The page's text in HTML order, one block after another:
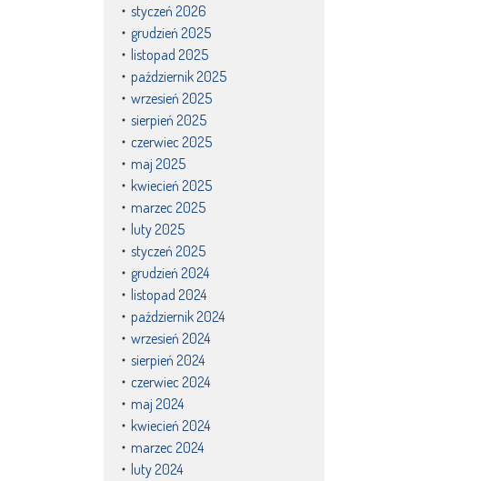
styczeń 2026
grudzień 2025
listopad 2025
październik 2025
wrzesień 2025
sierpień 2025
czerwiec 2025
maj 2025
kwiecień 2025
marzec 2025
luty 2025
styczeń 2025
grudzień 2024
listopad 2024
październik 2024
wrzesień 2024
sierpień 2024
czerwiec 2024
maj 2024
kwiecień 2024
marzec 2024
luty 2024